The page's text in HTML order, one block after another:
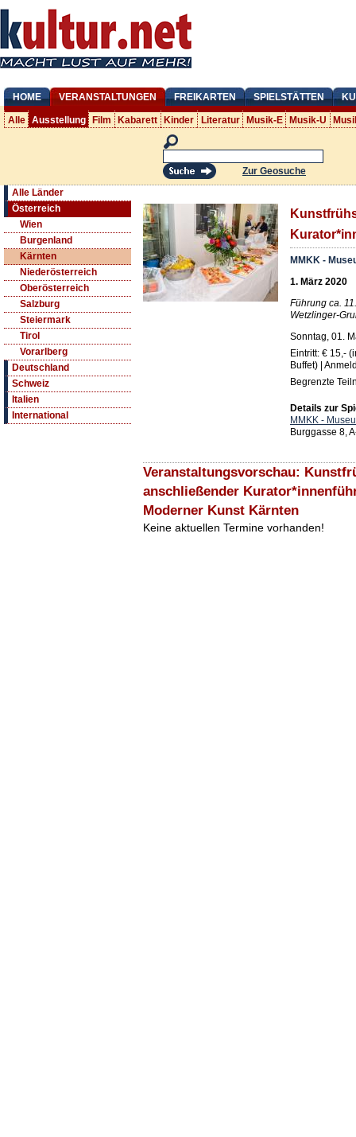
HOME VERANSTALTUNGEN FREIKARTEN SPIELSTÄTTEN
Alle Ausstellung Film Kabarett Kinder Literatur Musik-E Musik-U
Zur Geosuche
Alle Länder
Österreich
Wien
Burgenland
Kärnten
Niederösterreich
Oberösterreich
Salzburg
Steiermark
Tirol
Vorarlberg
Deutschland
Schweiz
Italien
International
MMKK -
1. März 2020
Führung ca.
Wetzlinger-
Sonntag, 01.
Eintritt: € 15,-
Buffet) |
Begrenzte
Details zur
MMKK -
Burggasse 8,
Veranstaltungsvorschau:
anschließender
Moderner Kunst Kärnten
Keine aktuellen Termine vorhanden!